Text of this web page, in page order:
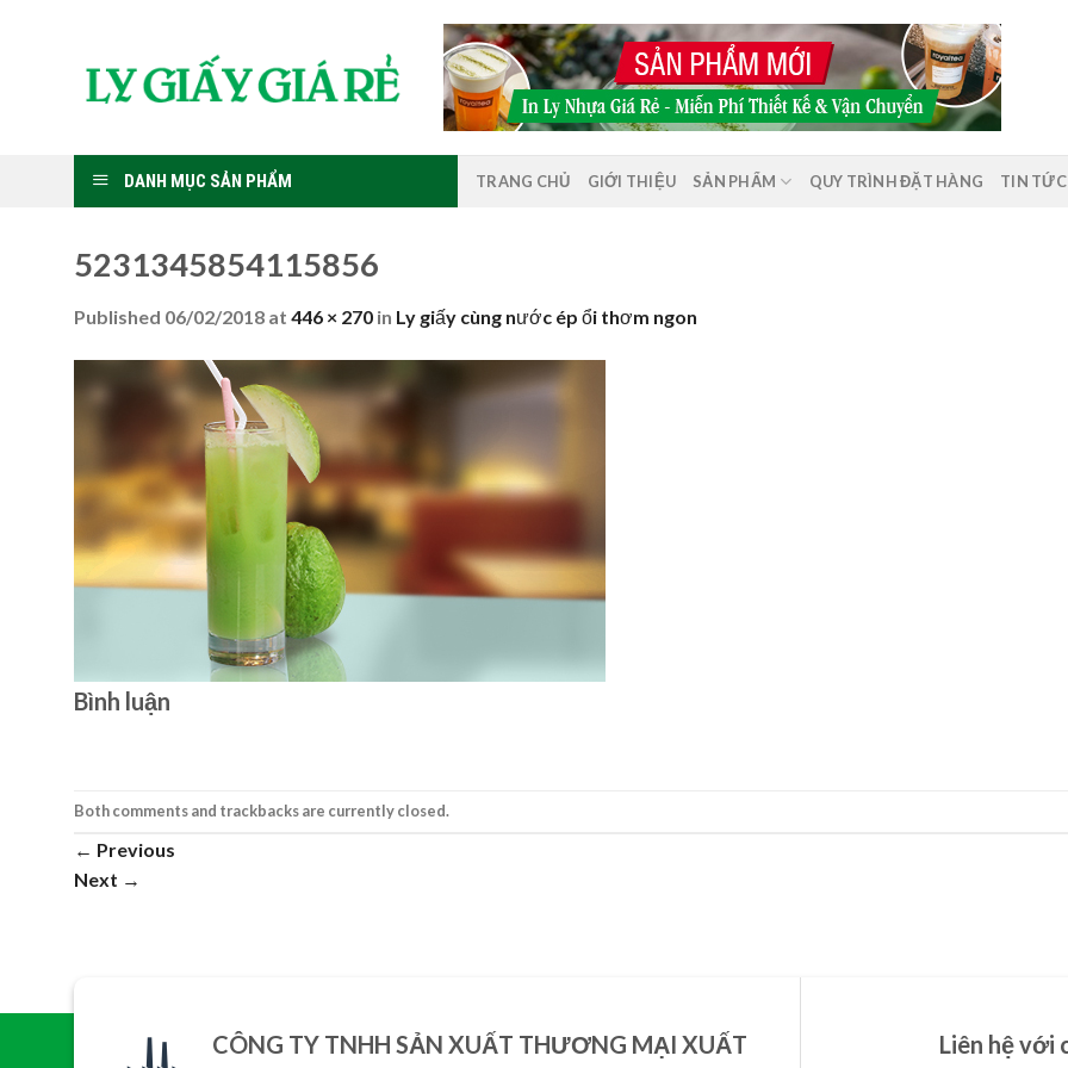
DANH MỤC SẢN PHẨM TRANG CHỦ GIỚI THIỆU SẢN PHẨM QUY TRÌNH ĐẶT HÀNG TIN TỨC
5231345854115856
Published 06/02/2018 at 446 × 270 in Ly giấy cùng nước ép ổi thơm ngon
Bình luận
Both comments and trackbacks are currently closed.
← Previous
Next →
CÔNG TY TNHH SẢN XUẤT THƯƠNG MẠI XUẤT
Liên hệ với